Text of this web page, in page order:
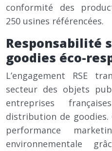
conformité des
250 usines référencées.
Responsabilité
goodies éco-
L’engagement RSE
secteur des objets
entreprises
distribution de
performance
environnementale